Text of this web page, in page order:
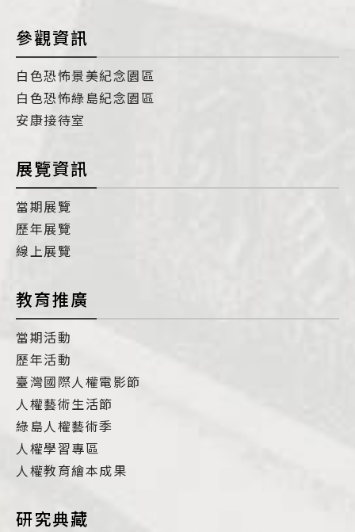
參觀資訊
白色恐怖景美紀念園區
白色恐怖綠島紀念園區
安康接待室
展覽資訊
當期展覽
歷年展覽
線上展覽
教育推廣
當期活動
歷年活動
臺灣國際人權電影節
人權藝術生活節
綠島人權藝術季
人權學習專區
人權教育繪本成果
研究典藏